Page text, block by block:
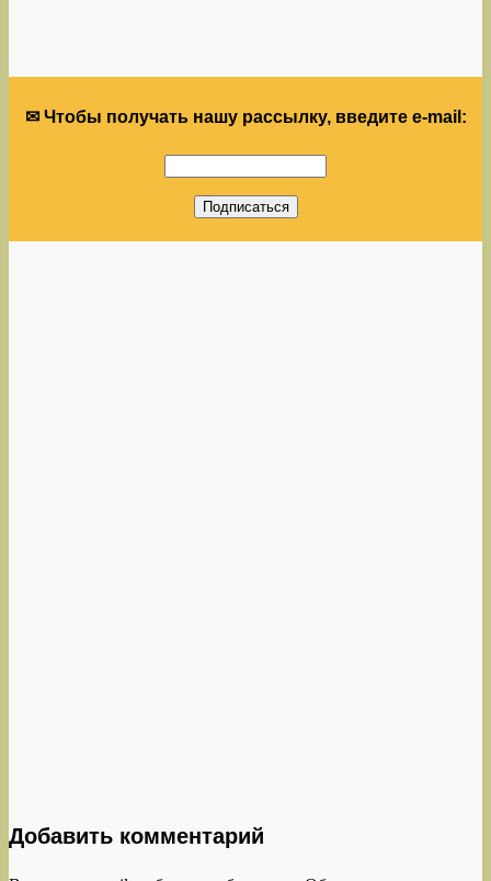
✉ Чтобы получать нашу рассылку, введите e-mail:
Добавить комментарий